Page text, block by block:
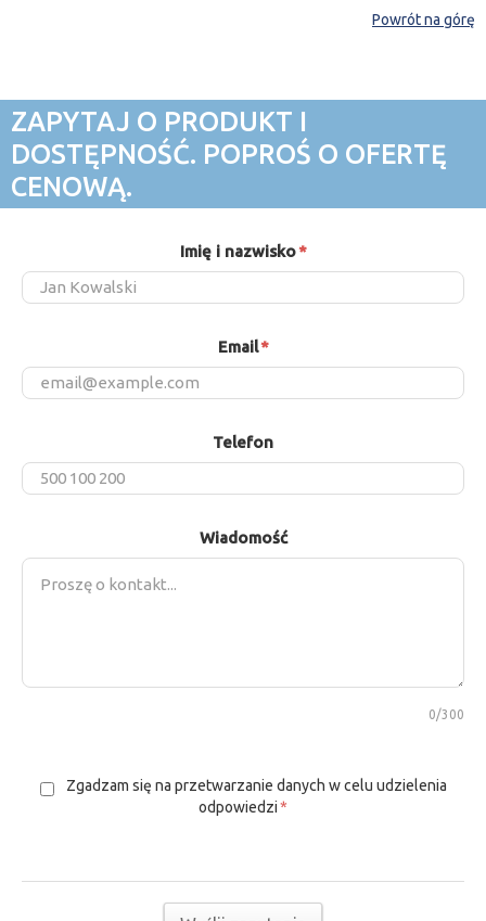
Powrót na górę
ZAPYTAJ O PRODUKT I
DOSTĘPNOŚĆ. POPROŚ O OFERTĘ
CENOWĄ.
Imię i nazwisko*
Email*
Telefon
Wiadomość
0/300
Zgadzam się na przetwarzanie danych w celu udzielenia
odpowiedzi*